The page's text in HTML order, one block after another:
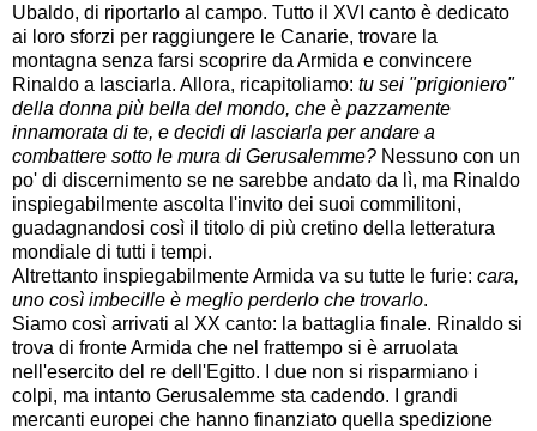
Ubaldo, di riportarlo al campo. Tutto il XVI canto è dedicato
ai loro sforzi per raggiungere le Canarie, trovare la
montagna senza farsi scoprire da Armida e convincere
Rinaldo a lasciarla. Allora, ricapitoliamo: tu sei "prigioniero"
della donna più bella del mondo, che è pazzamente
innamorata di te, e decidi di lasciarla per andare a
combattere sotto le mura di Gerusalemme? Nessuno con un
po' di discernimento se ne sarebbe andato da lì, ma Rinaldo
inspiegabilmente ascolta l'invito dei suoi commilitoni,
guadagnandosi così il titolo di più cretino della letteratura
mondiale di tutti i tempi.
Altrettanto inspiegabilmente Armida va su tutte le furie: cara,
uno così imbecille è meglio perderlo che trovarlo.
Siamo così arrivati al XX canto: la battaglia finale. Rinaldo si
trova di fronte Armida che nel frattempo si è arruolata
nell'esercito del re dell'Egitto. I due non si risparmiano i
colpi, ma intanto Gerusalemme sta cadendo. I grandi
mercanti europei che hanno finanziato quella spedizione